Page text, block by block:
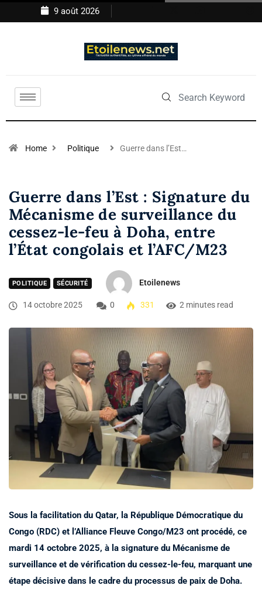
9 août 2026
Home Politique Guerre dans l’Est…
Guerre dans l’Est : Signature du
Mécanisme de surveillance du
cessez-le-feu à Doha, entre
l’État congolais et l’AFC/M23
POLITIQUE SÉCURITÉ Etoilenews
14 octobre 2025 0 331 2 minutes read
Sous la facilitation du Qatar, la République Démocratique du
Congo (RDC) et l’Alliance Fleuve Congo/M23 ont procédé, ce
mardi 14 octobre 2025, à la signature du Mécanisme de
surveillance et de vérification du cessez-le-feu, marquant une
étape décisive dans le cadre du processus de paix de Doha.